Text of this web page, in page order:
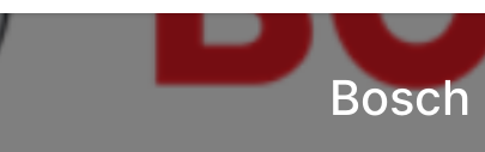
Bosch